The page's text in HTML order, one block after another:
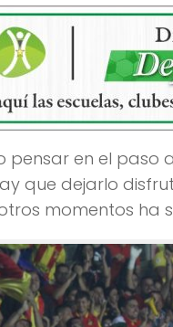
pensar en el paso
que dejarlo
momentos ha